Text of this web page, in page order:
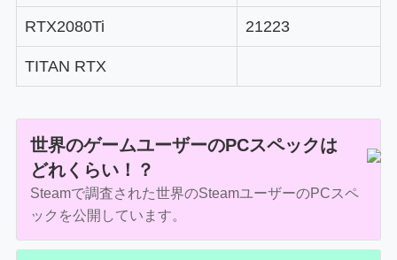
RTX2080Ti 21223
TITAN RTX
世界のゲームユーザーのPCスペックは
どれくらい！？
Steamで調査された世界のSteamユーザーのPCスペ
ックを公開しています。